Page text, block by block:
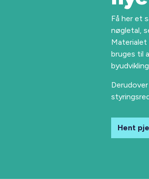
Få her et
nøgletal,
Materialet
bruges til
Hent